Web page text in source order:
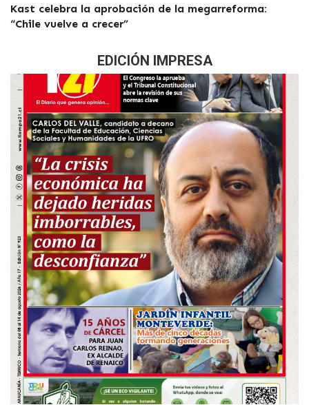
Kast celebra la aprobación de la megarreforma:
“Chile vuelve a crecer”
EDICIÓN IMPRESA